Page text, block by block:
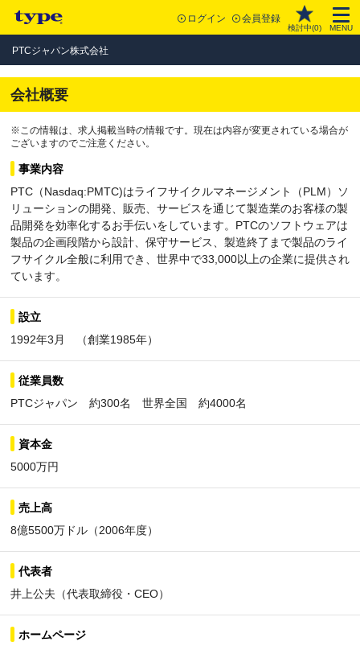
ログイン 会員登録
検討中(0) MENU
PTCジャパン株式会社
会社概要
※この情報は、求人掲載当時の情報です。現在は内容が変更されている場合が
ございますのでご注意ください。
事業内容
PTC（Nasdaq:PMTC)はライフサイクルマネージメント（PLM）ソ
リューションの開発、販売、サービスを通じて製造業のお客様の製
品開発を効率化するお手伝いをしています。PTCのソフトウェアは
製品の企画段階から設計、保守サービス、製造終了まで製品のライ
フサイクル全般に利用でき、世界中で33,000以上の企業に提供され
ています。
設立
1992年3月 （創業1985年）
従業員数
PTCジャパン 約300名 世界全国 約4000名
資本金
5000万円
売上高
8億5500万ドル（2006年度）
代表者
井上公夫（代表取締役・CEO）
ホームページ